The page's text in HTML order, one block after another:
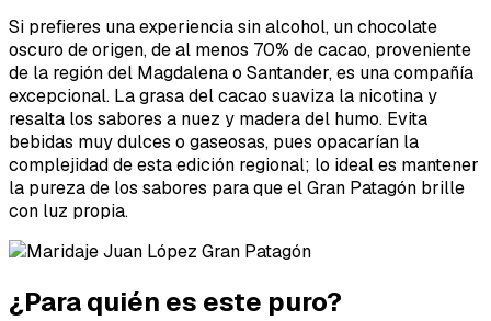
Si prefieres una experiencia sin alcohol, un chocolate
oscuro de origen, de al menos 70% de cacao, proveniente
de la región del Magdalena o Santander, es una compañía
excepcional. La grasa del cacao suaviza la nicotina y
resalta los sabores a nuez y madera del humo. Evita
bebidas muy dulces o gaseosas, pues opacarían la
complejidad de esta edición regional; lo ideal es mantener
la pureza de los sabores para que el Gran Patagón brille
con luz propia.
¿Para quién es este puro?